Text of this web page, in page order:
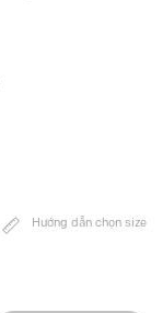
Hướng dẫn chọn size